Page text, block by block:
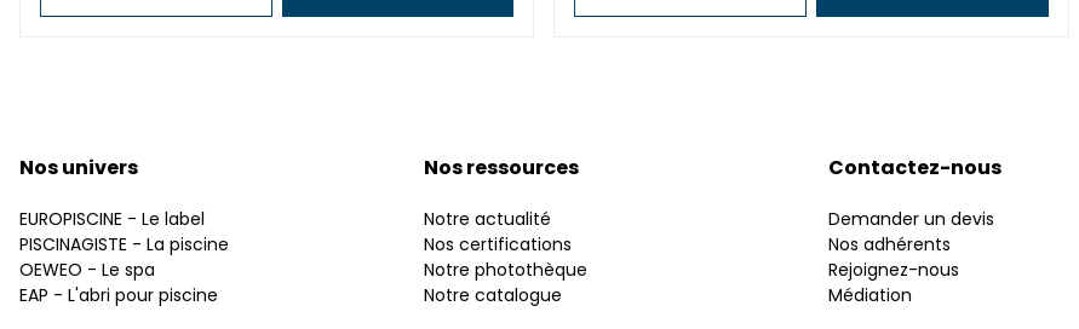
Nos univers
EUROPISCINE - Le label
PISCINAGISTE - La piscine
OEWEO - Le spa
EAP - L'abri pour piscine
Nos ressources
Notre actualité
Nos certifications
Notre photothèque
Notre catalogue
Contactez-nous
Demander un devis
Nos adhérents
Rejoignez-nous
Médiation